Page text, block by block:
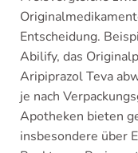
Entscheidung.
Abilify, das
Aripiprazol Teva
je nach
Apotheken bieten
insbesondere über